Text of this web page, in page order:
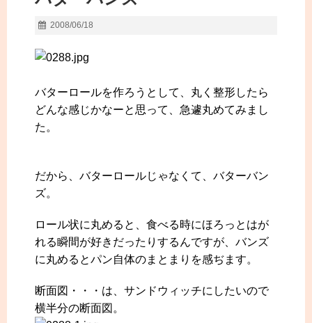
2008/06/18
バターロールを作ろうとして、丸く整形したら
どんな感じかなーと思って、急遽丸めてみまし
た。
だから、バターロールじゃなくて、バターバン
ズ。
ロール状に丸めると、食べる時にほろっとはが
れる瞬間が好きだったりするんですが、バンズ
に丸めるとパン自体のまとまりを感ぢます。
断面図・・・は、サンドウィッチにしたいので
横半分の断面図。